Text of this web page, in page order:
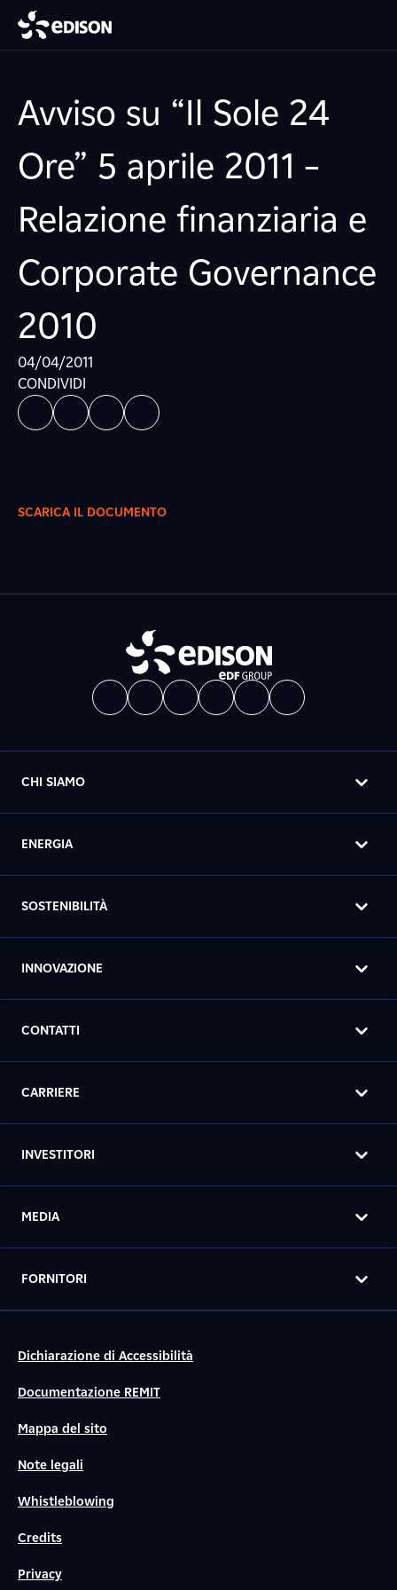
Avviso su “Il Sole 24
Ore” 5 aprile 2011 –
Relazione finanziaria e
Corporate Governance
2010
04/04/2011
CONDIVIDI
SCARICA IL DOCUMENTO
CHI SIAMO
ENERGIA
SOSTENIBILITÀ
INNOVAZIONE
CONTATTI
CARRIERE
INVESTITORI
MEDIA
FORNITORI
Dichiarazione di Accessibilità
Documentazione REMIT
Mappa del sito
Note legali
Whistleblowing
Credits
Privacy